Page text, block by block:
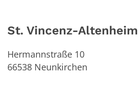
St. Vincenz-Altenheim
Hermannstraße 10
66538 Neunkirchen